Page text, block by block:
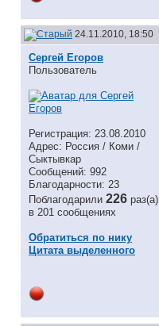
24.11.2010, 18:50
Сергей Егоров
Пользователь
Регистрация: 23.08.2010
Адрес: Россия / Коми /
Сыктывкар
Сообщений: 992
Благодарности: 23
Поблагодарили 226 раз(а)
в 201 сообщениях
Обратиться по нику
Цитата выделенного